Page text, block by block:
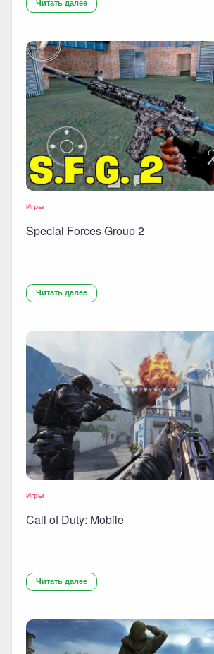
Читать далее
Игры
Special Forces Group 2
Читать далее
Игры
Call of Duty: Mobile
Читать далее